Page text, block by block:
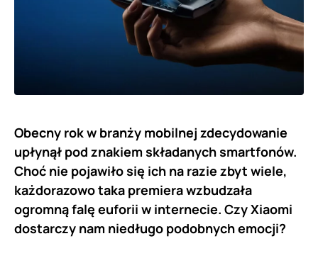
Obecny rok w branży mobilnej zdecydowanie
upłynął pod znakiem składanych smartfonów.
Choć nie pojawiło się ich na razie zbyt wiele,
każdorazowo taka premiera wzbudzała
ogromną falę euforii w internecie. Czy Xiaomi
dostarczy nam niedługo podobnych emocji?